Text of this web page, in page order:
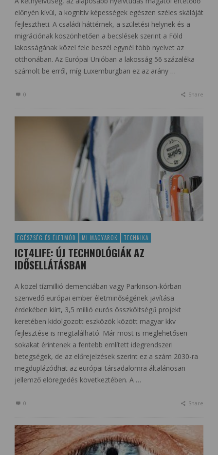
előnyén kívül, a kognitív képességek egészen széles skáláját
fejlesztheti. A családi háttérnek, a születési helynek és a
migrációnak köszönhetően a becslések szerint a Föld
lakosságának közel fele beszél egynél több nyelvet az
otthonában. Az Európai Unióban a lakosság 56 százaléka
számolt be erről, míg Luxemburgban ez az arány …
0 Share
EGÉSZSÉG ÉS ÉLETMÓD MI MAGYAROK TECHNIKA
ICT4LIFE: ÚJ TECHNOLÓGIÁK AZ
IDŐSELLÁTÁSBAN
A közel tízmillió demenciában vagy Parkinson-kórban
szenvedő európai ember életminőségének javítása
érdekében kiírt, 3,5 millió eurós összköltségű projekt
keretében kidolgozott eszközök között magyar kkv
fejlesztése is megtalálható. Már most is meglehetősen
sokakat érintenek a fentebb említett idegrendszeri
betegségek, de az előrejelzések szerint ez a szám 2030-ra
megduplázódhat az európai társadalomra általánosan
jellemző elöregedés következtében. A …
0 Share